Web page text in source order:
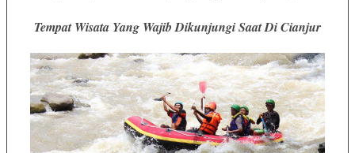
Tempat Wisata Yang Wajib Dikunjungi Saat Di Cianjur